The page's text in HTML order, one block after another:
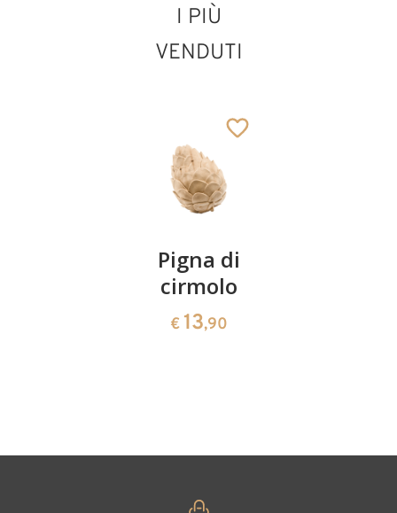
I PIÙ
VENDUTI
Pigna di
cirmolo
€ 13,90